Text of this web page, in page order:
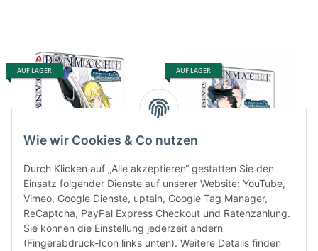
Wie wir Cookies & Co nutzen
Durch Klicken auf „Alle akzeptieren“ gestatten Sie den
Einsatz folgender Dienste auf unserer Website: YouTube,
Vimeo, Google Dienste, uptain, Google Tag Manager,
ReCaptcha, PayPal Express Checkout und Ratenzahlung.
Sie können die Einstellung jederzeit ändern
(Fingerabdruck-Icon links unten). Weitere Details finden
AUF LAGER
Danmachi - Familia Myth I -
DVD 2
17,95 €*
AUF LAGER
Danmachi - Familia Myth I -
DVD 3
17,95 €*